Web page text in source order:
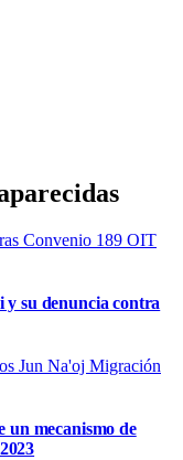
Convenio 189 OIT
y su denuncia contra
Jun Na'oj Migración
un mecanismo de